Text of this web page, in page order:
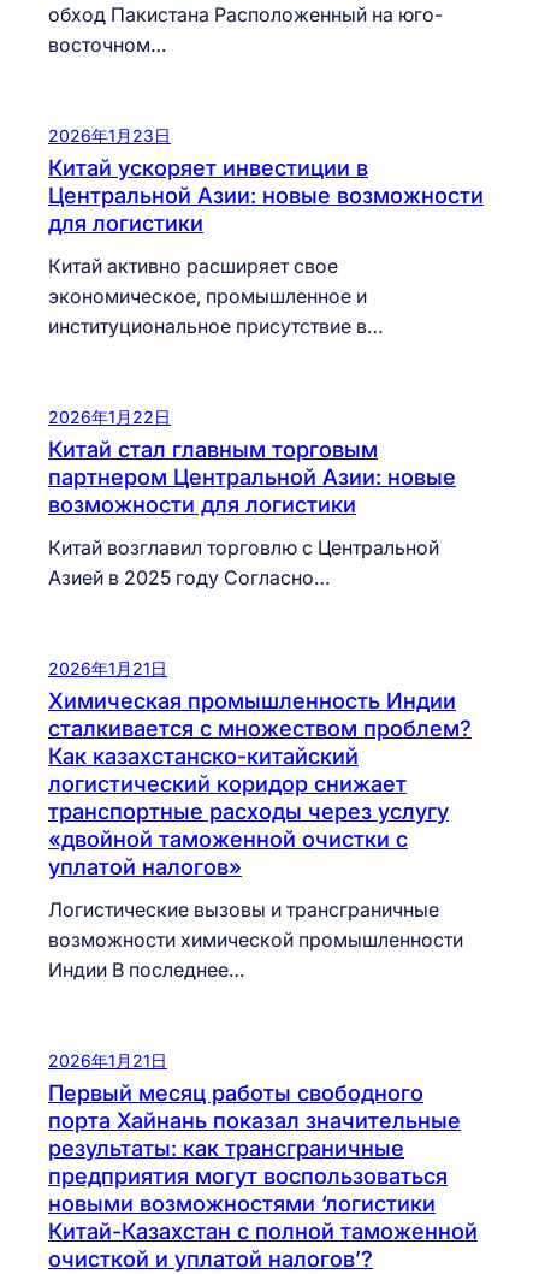
обход Пакистана Расположенный на юго-
восточном…
2026年1月23日
Китай ускоряет инвестиции в
Центральной Азии: новые возможности
для логистики
Китай активно расширяет свое
экономическое, промышленное и
институциональное присутствие в…
2026年1月22日
Китай стал главным торговым
партнером Центральной Азии: новые
возможности для логистики
Китай возглавил торговлю с Центральной
Азией в 2025 году Согласно…
2026年1月21日
Химическая промышленность Индии
сталкивается с множеством проблем?
Как казахстанско-китайский
логистический коридор снижает
транспортные расходы через услугу
«двойной таможенной очистки с
уплатой налогов»
Логистические вызовы и трансграничные
возможности химической промышленности
Индии В последнее…
2026年1月21日
Первый месяц работы свободного
порта Хайнань показал значительные
результаты: как трансграничные
предприятия могут воспользоваться
новыми возможностями ‘логистики
Китай-Казахстан с полной таможенной
очисткой и уплатой налогов’?